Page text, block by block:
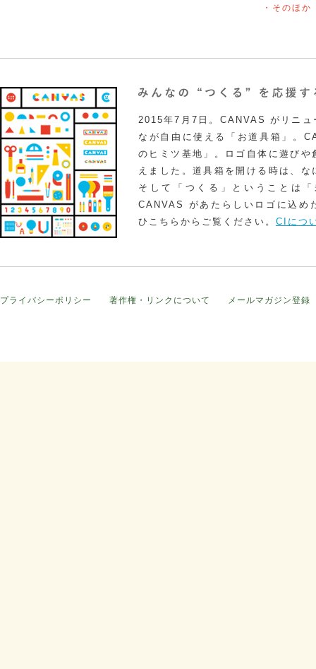
・そのほか
2015年7月7日。CANVAS がリニュ
なが自由に使える「お道具箱」。
のヒミツ基地」。ロゴ自体に遊び
えました。道具箱を開ける時は、
そして「つくる」ということは
CANVAS があたらしいロゴに込め
ひこちらからご覧ください。 CIにつ
プライバシーポリシー 著作権・リンクについて メールマガジン登録